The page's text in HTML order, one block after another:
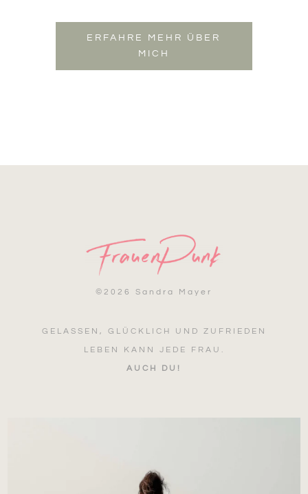
ERFAHRE MEHR ÜBER
MICH
© 2026 Sandra Mayer
GELASSEN, GLÜCKLICH UND ZUFRIEDEN
LEBEN KANN JEDE FRAU.
AUCH DU!